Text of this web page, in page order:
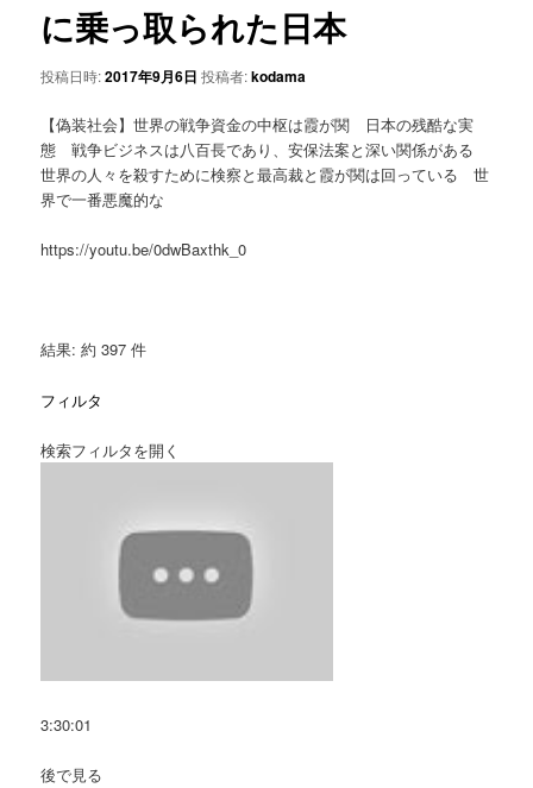
ョ
ン
に乗っ取られた日本
投稿日時:2017年9月6日 投稿者:kodama
【偽装社会】世界の戦争資金の中枢は霞が関 日本の残酷な実
態 戦争ビジネスは八百長であり、安保法案と深い関係がある
世界の人々を殺すために検察と最高裁と霞が関は回っている 世
界で一番悪魔的な
https://youtu.be/0dwBaxthk_0
結果: 約 397 件
フィルタ
検索フィルタを開く
3:30:01
後で見る